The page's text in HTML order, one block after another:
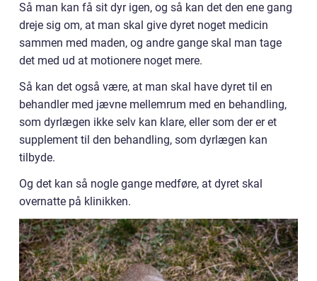
Så man kan få sit dyr igen, og så kan det den ene gang
dreje sig om, at man skal give dyret noget medicin
sammen med maden, og andre gange skal man tage
det med ud at motionere noget mere.
Så kan det også være, at man skal have dyret til en
behandler med jævne mellemrum med en behandling,
som dyrlægen ikke selv kan klare, eller som der er et
supplement til den behandling, som dyrlægen kan
tilbyde.
Og det kan så nogle gange medføre, at dyret skal
overnatte på klinikken.